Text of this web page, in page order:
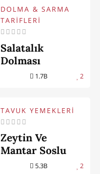
DOLMA & SARMA
TARİFLERİ
Salatalık
Dolması
1.7B 2
TAVUK YEMEKLERİ
Zeytin Ve
Mantar Soslu
Tavuk But
5.3B 2